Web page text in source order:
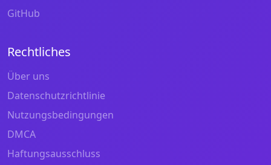
GitHub
Rechtliches
Über uns
Datenschutzrichtlinie
Nutzungsbedingungen
DMCA
Haftungsausschluss